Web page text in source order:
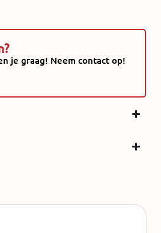
je graag! Neem contact op!